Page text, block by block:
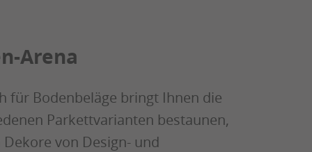
Arena
für Bodenbeläge bringt Ihnen die
Parkettvarianten bestaunen,
von Design- und